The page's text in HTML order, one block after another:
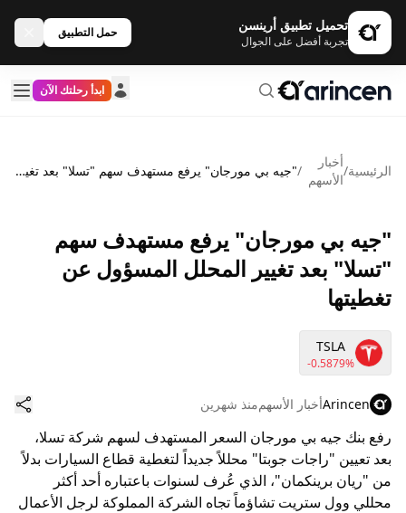
تحميل تطبيق أرينسن
تجربة أفضل على الجوال
حمل التطبيق
ابدأ رحلتك الآن
الرئيسية/
أخبار
الأسهم
/ "جيه بي مورجان" يرفع مستهدف سهم "تسلا" بعد تغيير المحلل المسؤول عن تغطيتها
"جيه بي مورجان" يرفع مستهدف سهم
"تسلا" بعد تغيير المحلل المسؤول عن
تغطيتها
TSLA
-0.5879%
Arincenأخبار الأسهممنذ شهرين
رفع بنك جيه بي مورجان السعر المستهدف لسهم شركة تسلا،
بعد تعيين "راجات جوبتا" محللاً جديداً لتغطية قطاع السيارات بدلاً
من "ريان برينكمان"، الذي عُرف لسنوات باعتباره أحد أكثر
محللي وول ستريت تشاؤماً تجاه الشركة المملوكة لرجل الأعمال